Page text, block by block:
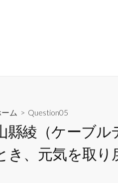
ム > Question05
縣綾（ケーブ
き、元気を取